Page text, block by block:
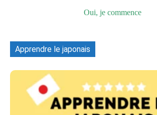
Oui, je commence
Apprendre le japonais